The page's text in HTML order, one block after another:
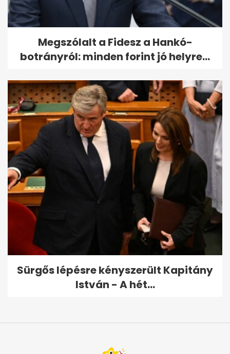
Megszólalt a Fidesz a Hankó-
botrányról: minden forint jó helyre...
Sürgős lépésre kényszerült Kapitány
István - A hét...